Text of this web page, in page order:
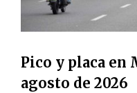
Pico y placa en
agosto de 2026